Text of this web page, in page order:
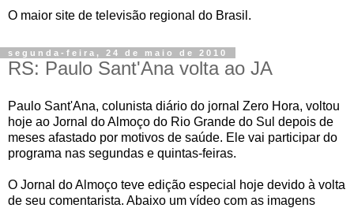
O maior site de televisão regional do Brasil.
segunda-feira, 24 de maio de 2010
RS: Paulo Sant'Ana volta ao JA
Paulo Sant'Ana, colunista diário do jornal Zero Hora, voltou
hoje ao Jornal do Almoço do Rio Grande do Sul depois de
meses afastado por motivos de saúde. Ele vai participar do
programa nas segundas e quintas-feiras.
O Jornal do Almoço teve edição especial hoje devido à volta
de seu comentarista. Abaixo um vídeo com as imagens